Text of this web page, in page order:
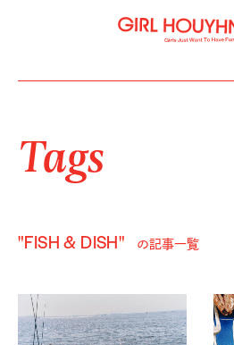
Tags
"FISH & DISH" の記事一覧